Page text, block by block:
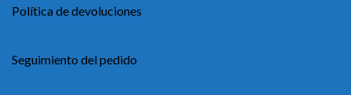
Política de devoluciones
Seguimiento del pedido